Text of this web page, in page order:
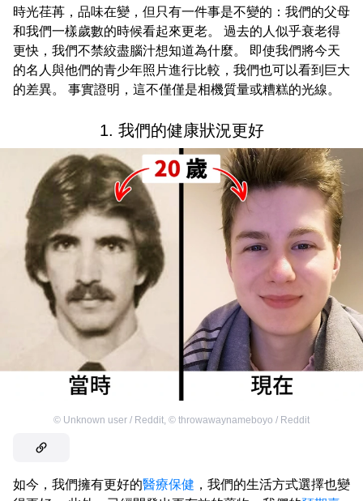
時光荏苒，品味在變，但只有一件事是不變的：我們的父母
和我們一樣歲數的時候看起來更老。 過去的人似乎衰老得
更快，我們不禁絞盡腦汁想知道為什麼。 即使我們將今天
的名人與他們的青少年照片進行比較，我們也可以看到巨大
的差異。 事實證明，這不僅僅是相機質量或糟糕的光線。
1. 我們的健康狀況更好
© Unknown user / Reddit © throwawaynameboyo / Reddit
如今，我們擁有更好的醫療保健 ，我們的生活方式選擇也變